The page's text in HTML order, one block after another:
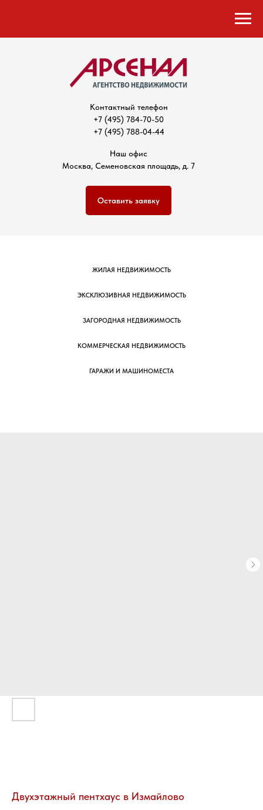
Контактный телефон
+7 (495) 784-70-50
+7 (495) 788-04-44
Наш офис
Москва, Семеновская площадь, д. 7
Оставить заявку
ЖИЛАЯ НЕДВИЖИМОСТЬ
ЭКСКЛЮЗИВНАЯ НЕДВИЖИМОСТЬ
ЗАГОРОДНАЯ НЕДВИЖИМОСТЬ
КОММЕРЧЕСКАЯ НЕДВИЖИМОСТЬ
ГАРАЖИ И МАШИНОМЕСТА
Двухэтажный пентхаус в Измайлово